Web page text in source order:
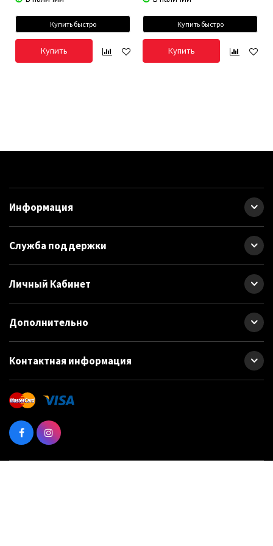
Купить быстро
Купить
Купить быстро
Купить
Информация
Служба поддержки
Личный Кабинет
Дополнительно
Контактная информация